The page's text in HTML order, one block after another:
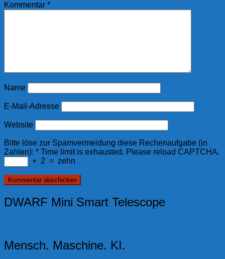
Kommentar *
Name
E-Mail-Adresse
Website
Bitte löse zur Spamvermeidung diese Rechenaufgabe (in
Zahlen): * Time limit is exhausted. Please reload CAPTCHA.
+ 2 = zehn
DWARF Mini Smart Telescope
Mensch. Maschine. KI.